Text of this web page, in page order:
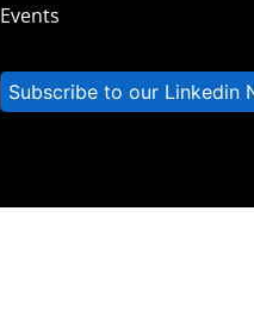
Events
Subscribe to our Linkedin